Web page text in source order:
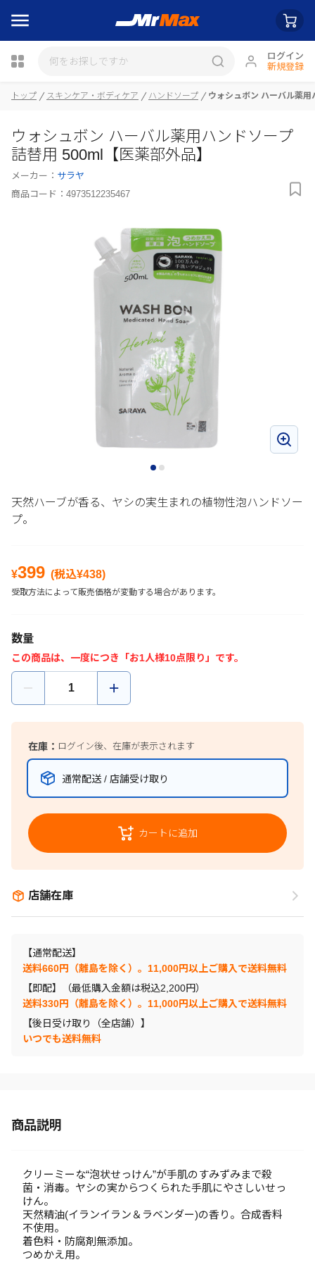
ログイン
新規登録
トップ スキンケア・ボディケア ハンドソープ ウォシュボン ハーバル薬
ウォシュボン ハーバル薬用ハンドソープ
詰替用 500ml【医薬部外品】
メーカー： サラヤ
商品コード： 4973512235467
天然ハーブが香る、ヤシの実生まれの植物性泡ハンドソー
プ。
¥399 (税込¥438)
受取方法によって販売価格が変動する場合があります。
数量
この商品は、一度につき「お1人様10点限り」です。
在庫： ログイン後、在庫が表示されます
通常配送 / 店舗受け取り
カートに追加
店舗在庫
【通常配送】
送料660円（離島を除く）。11,000円以上ご購入で送料無料
【即配】（最低購入金額は税込2,200円）
送料330円（離島を除く）。11,000円以上ご購入で送料無料
【後日受け取り（全店舗）】
いつでも送料無料
商品説明
クリーミーな“泡状せっけん”が手肌のすみずみまで殺
菌・消毒。ヤシの実からつくられた手肌にやさしいせっ
けん。
天然精油(イランイラン＆ラベンダー)の香り。合成香料
不使用。
着色料・防腐剤無添加。
つめかえ用。